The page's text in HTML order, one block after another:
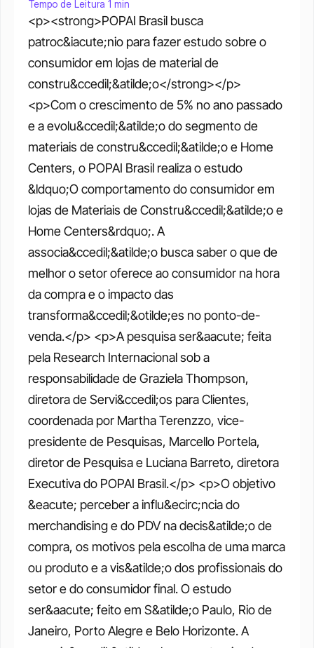
<p><strong>POPAI Brasil busca
patroc&iacute;nio para fazer estudo sobre o
consumidor em lojas de material de
constru&ccedil;&atilde;o</strong></p>
<p>Com o crescimento de 5% no ano passado
e a evolu&ccedil;&atilde;o do segmento de
materiais de constru&ccedil;&atilde;o e Home
Centers, o POPAI Brasil realiza o estudo
&ldquo;O comportamento do consumidor em
lojas de Materiais de Constru&ccedil;&atilde;o e
Home Centers&rdquo;. A
associa&ccedil;&atilde;o busca saber o que de
melhor o setor oferece ao consumidor na hora
da compra e o impacto das
transforma&ccedil;&otilde;es no ponto-de-
venda.</p> <p>A pesquisa ser&aacute; feita
pela Research Internacional sob a
responsabilidade de Graziela Thompson,
diretora de Servi&ccedil;os para Clientes,
coordenada por Martha Terenzzo, vice-
presidente de Pesquisas, Marcello Portela,
diretor de Pesquisa e Luciana Barreto, diretora
Executiva do POPAI Brasil.</p> <p>O objetivo
&eacute; perceber a influ&ecirc;ncia do
merchandising e do PDV na decis&atilde;o de
compra, os motivos pela escolha de uma marca
ou produto e a vis&atilde;o dos profissionais do
setor e do consumidor final. O estudo
ser&aacute; feito em S&atilde;o Paulo, Rio de
Janeiro, Porto Alegre e Belo Horizonte. A
Tempo de Leitura 1 min